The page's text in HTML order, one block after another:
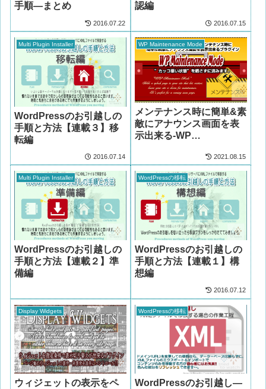
手順―まとめ
2016.07.22
認編
2016.07.15
Multi Plugin Installer
WordPressのお引越しの
手順と方法【連載３】移
転編
2016.07.14
WP Maintenance Mode
メンテナンス時に簡単&素
敵にアナウンス画面を表
示出来る-WP
2021.08.15
Multi Plugin Installer
WordPressのお引越しの
手順と方法【連載２】準
備編
WordPressの移転
WordPressのお引越しの
手順と方法【連載１】構
想編
2016.07.12
Display Widgets
ウィジェットの表示をペ
WordPressの移転
WordPressのお引越し―